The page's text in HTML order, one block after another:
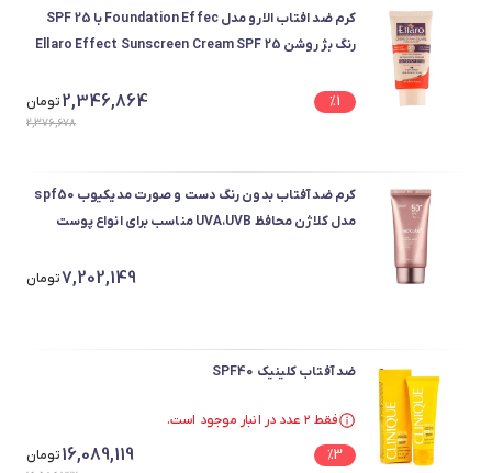
کرم ضد افتاب الارو مدل Foundation Effec با SPF 25
رنگ بژ روشن Ellaro Effect Sunscreen Cream SPF 25
%1
2,346,864تومان
2,376,678
کرم ضد آفتاب بدون رنگ دست و صورت مدیکیوب spf50
مدل کلاژن محافظ UVA،UVB مناسب برای انواع پوست
7,202,149تومان
ضد آفتاب کلینیک SPF40
فقط ۲ عدد در انبار موجود است.
%3
16,089,119تومان